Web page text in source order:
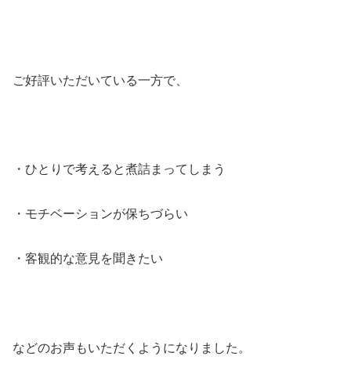
ご好評いただいている一方で、
・ひとりで考えると煮詰まってしまう
・モチベーションが保ちづらい
・客観的な意見を聞きたい
などのお声もいただくようになりました。